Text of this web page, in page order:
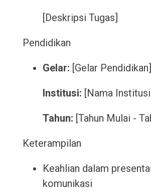
[Deskripsi Tugas]
Pendidikan
Gelar: [Gelar Pendidikan]
Institusi: [Nama
Tahun: [Tahun Mulai -
Keterampilan
Keahlian dalam
komunikasi